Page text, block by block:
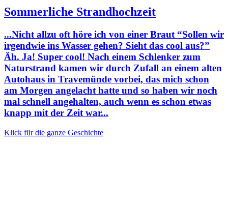
Sommerliche Strandhochzeit
...Nicht allzu oft höre ich von einer Braut “Sollen wir
irgendwie ins Wasser gehen? Sieht das cool aus?”
Äh. Ja! Super cool! Nach einem Schlenker zum
Naturstrand kamen wir durch Zufall an einem alten
Autohaus in Travemünde vorbei, das mich schon
am Morgen angelacht hatte und so haben wir noch
mal schnell angehalten, auch wenn es schon etwas
knapp mit der Zeit war...
Klick für die ganze Geschichte